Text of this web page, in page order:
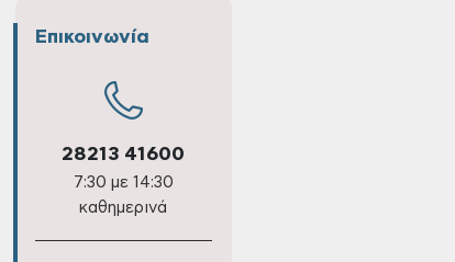
Επικοινωνία
28213 41600
7:30 με 14:30
καθημερινά